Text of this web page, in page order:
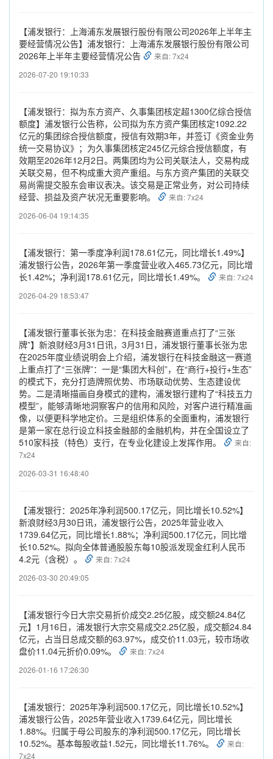
【浦发银行：上海浦东发展银行股份有限公司2026年上半年主
要经营情况公告】浦发银行：上海浦东发展银行股份有限公司
2026年上半年主要经营情况公告
来自: 7x24
2026-07-20 19:10:33
【浦发银行：拟为东方资产、久事集团核定超1300亿综合授信
额度】浦发银行公告称，公司拟为东方资产集团核定1092.22
亿元的集团综合授信额度，授信有效期3年，并签订《资金业务
统一交易协议》；为久事集团核定245亿元综合授信额度，有
效期至2026年12月2日。两集团均为公司关联法人，交易构成
关联交易，但不构成重大资产重组。与东方资产集团的关联交
易尚需提交股东会审议表决。该交易是正常业务，对公司持续
经营、损益及资产状况无重要影响。
来自: 7x24
2026-06-04 19:14:35
【浦发银行：第一季度净利润178.61亿元，同比增长1.49%】
浦发银行公告，2026年第一季度营业收入465.73亿元，同比增
长1.42%；净利润178.61亿元，同比增长1.49%。
来自: 7x24
2026-04-29 18:53:47
【浦发银行董事长张为忠：在科技金融赛道重点打了“三张
牌”】新浪财经3月31日讯，3月31日，浦发银行董事长张为忠
在2025年度业绩说明会上介绍，浦发银行在科技金融这一赛道
上重点打了“三张牌”：一是“集团大科创”，在“商行+投行+生态”
的模式下，充分打造牌照优势、市场联动优势、生态建设优
势。二是清晰描画自身模式的建构，浦发银行建构了“科技五力
模型”，能够清晰地洞察客户的信用和风险，对客户进行精准画
像，以便更科学地定价。三是组织体系的全面重构，浦发银行
是第一家在总行设立科技金融部的金融机构，并在全国设立了
510家科技（特色）支行，在专业化建设上发挥作用。
来自:
7x24
2026-03-31 16:48:40
【浦发银行：2025年净利润500.17亿元，同比增长10.52%】
新浪财经3月30日讯，浦发银行公告，2025年营业收入
1739.64亿元，同比增长1.88%；净利润500.17亿元，同比增
长10.52%。拟向全体普通股股东每10股派发现金红利人民币
4.2元（含税）。
来自: 7x24
2026-03-30 20:49:05
【浦发银行今日大宗交易折价成交2.25亿股，成交额24.84亿
元】1月16日，浦发银行大宗交易成交2.25亿股，成交额24.84
亿元，占当日总成交额的63.97%，成交价11.03元，较市场收
盘价11.04元折价0.09%。
来自: 7x24
2026-01-16 17:26:30
【浦发银行：2025年净利润500.17亿元，同比增长10.52%】
浦发银行公告，2025年营业收入1739.64亿元，同比增长
1.88%。归属于母公司股东的净利润500.17亿元，同比增长
10.52%。基本每股收益1.52元，同比增长11.76%。
来自:
7x24